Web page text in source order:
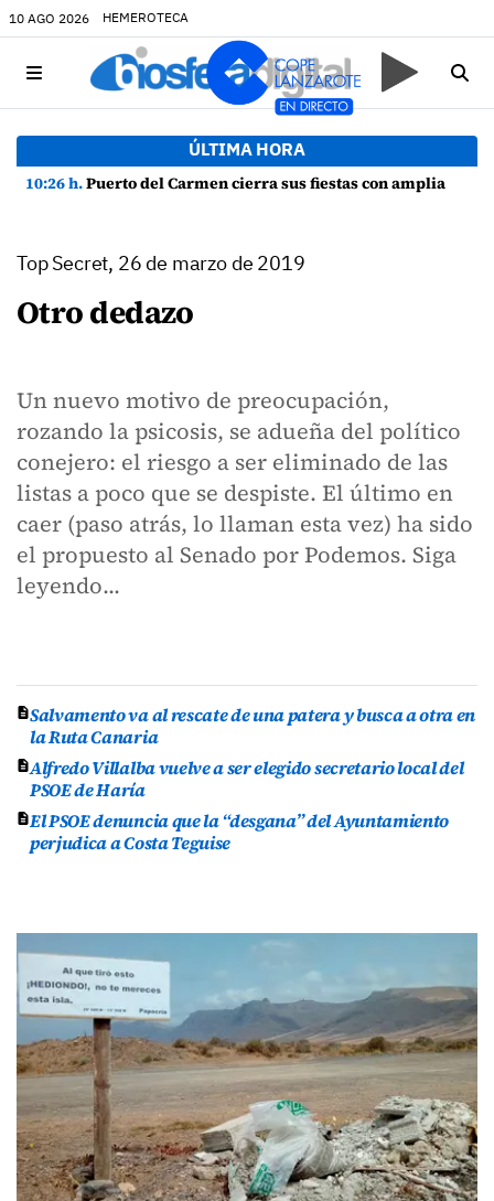
10 AGO 2026 HEMEROTECA
ÚLTIMA HORA
10:26 h.Puerto del Carmen cierra sus fiestas con amplia participación y buen ambiente
Top Secret, 26 de marzo de 2019
Otro dedazo
Un nuevo motivo de preocupación,
rozando la psicosis, se adueña del político
conejero: el riesgo a ser eliminado de las
listas a poco que se despiste. El último en
caer (paso atrás, lo llaman esta vez) ha sido
el propuesto al Senado por Podemos. Siga
leyendo...
Salvamento va al rescate de una patera y busca a otra en
la Ruta Canaria
Alfredo Villalba vuelve a ser elegido secretario local del
PSOE de Haría
El PSOE denuncia que la “desgana” del Ayuntamiento
perjudica a Costa Teguise